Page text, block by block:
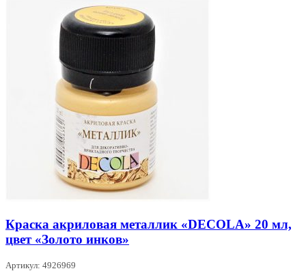
Краска акриловая металлик «DECOLA» 20 мл,
цвет «Золото инков»
Артикул: 4926969